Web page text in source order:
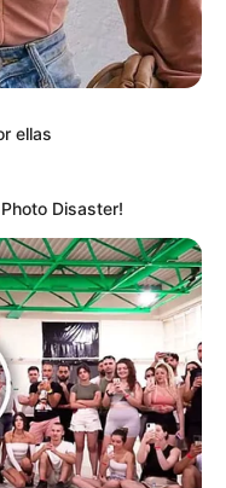
con la
este
ellas
Disaster!